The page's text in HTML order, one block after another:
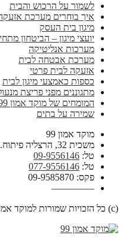
לשמור על הרכוש והבית
איך בוחרים מערכת
מיגון בית העסק
יועצי מיגון – הביטחון
מערכות אנליטיקה
מערכת אבטחה לבית
אזעקה לבית פרטי
כספות כאמצעי מיגון לבית
מתגוננים מפני פריצת
המומחים של מוקד אמון 99
שמירה על בתים
מוקד אמון 99
משכית 32, הרצליה פיתוח.
טל: 09-9556146
טל: 077-9556146
פקס: 09-9585870
————–
(c) כל הזכויות שמורות למוקד אמון (1995) בקרה וסיור בע”מ